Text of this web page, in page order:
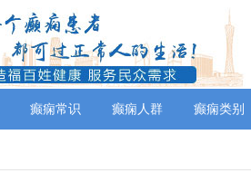
癫痫常识 癫痫人群 癫痫类别